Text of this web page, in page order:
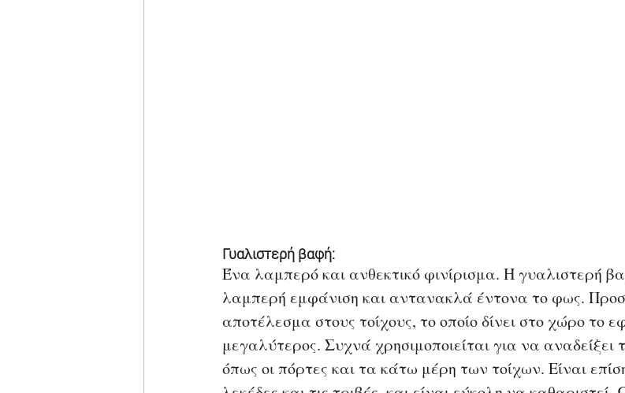
Γυαλιστερή βαφή:
Ένα λαμπερό και ανθεκτικό φινίρισμα. Η γυαλιστερή
λαμπερή εμφάνιση και αντανακλά έντονα το φως.
αποτέλεσμα στους τοίχους, το οποίο δίνει στο χώρο το
μεγαλύτερος. Συχνά χρησιμοποιείται για να αναδείξει
όπως οι πόρτες και τα κάτω μέρη των τοίχων. Είναι